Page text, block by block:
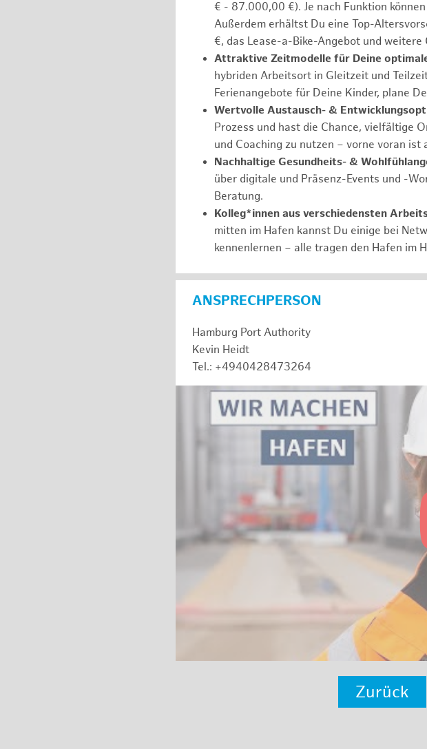
€ - 87.000,00 €). Je nach Funktion
Außerdem erhältst Du eine Top-
€, das Lease-a-Bike-Angebot und weitere
Attraktive Zeitmodelle für Deine
hybriden Arbeitsort in Gleitzeit und
Ferienangebote für Deine Kinder, plane
Wertvolle Austausch- &
Prozess und hast die Chance, vielfältige
und Coaching zu nutzen – vorne voran
Nachhaltige Gesundheits- &
über digitale und Präsenz-Events und -
Beratung.
Kolleg*innen aus verschiedensten
mitten im Hafen kannst Du einige bei
kennenlernen – alle tragen den Hafen im
ANSPRECHPERSON
Hamburg Port Authority
Kevin Heidt
Tel.: +4940428473264
Zurück